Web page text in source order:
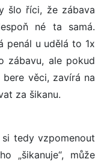
šlo říci, že zábava
né ta samá.
penál u udělá to 1x
zábavu, ale pokud
věci, zavírá na
za šikanu.
tedy vzpomenout
„šikanuje“, může